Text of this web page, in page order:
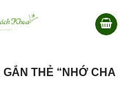
THẺ “NHỚ CHA